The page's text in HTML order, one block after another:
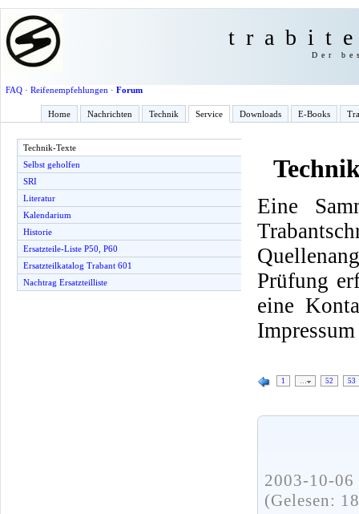
Der
FAQ· Reifenempfehlungen · Forum
Home Nachrichten Technik Service Downloads E-Books
Technik-Texte
Selbst geholfen
SRI
Literatur
Kalendarium
Historie
Ersatzteile-Liste P50, P60
Ersatzteilkatalog Trabant 601
Nachtrag Ersatzteilliste
Eine
Prüfung
eine
1 52 53
2003-10-
(Gelesen: